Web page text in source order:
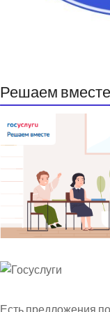
Решаем вместе
Есть предложения